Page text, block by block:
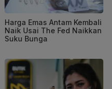
Harga Emas Antam Kembali
Naik Usai The Fed Naikkan
Suku Bunga